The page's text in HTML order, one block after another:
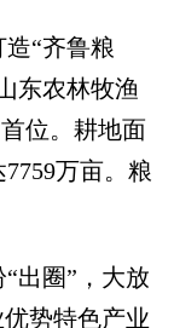
“齐鲁粮
东农林牧渔
位。耕地面
万亩。粮
圈”，大放
势特色产业